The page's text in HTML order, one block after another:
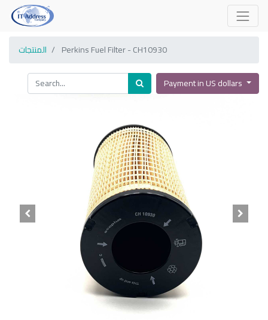
المنتجات Perkins Fuel Filter - CH10930
Payment in US dollars